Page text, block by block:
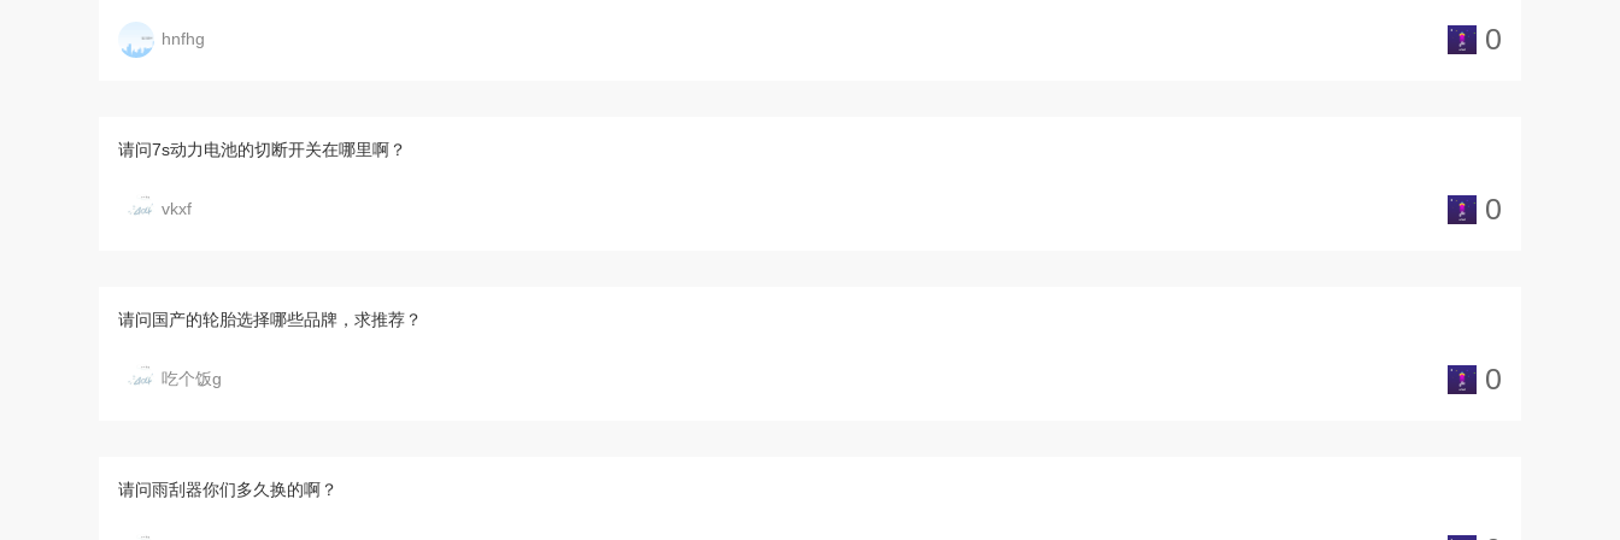
hnfhg 0
请问7s动力电池的切断开关在哪里啊？
vkxf 0
请问国产的轮胎选择哪些品牌，求推荐？
吃个饭g 0
请问雨刮器你们多久换的啊？